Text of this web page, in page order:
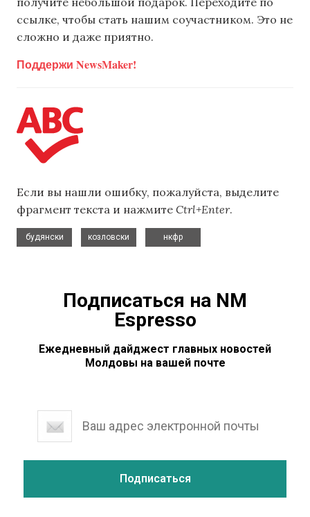
ссылке, чтобы стать нашим соучастником. Это не
сложно и даже приятно.
Поддержи NewsMaker!
Если вы нашли ошибку, пожалуйста, выделите
фрагмент текста и нажмите Ctrl+Enter.
будянски
козловски
нкфр
Подписаться на NM
Espresso
Ежедневный дайджест главных новостей
Молдовы на вашей почте